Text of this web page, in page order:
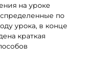
на уроке
по
урока, в конце
краткая